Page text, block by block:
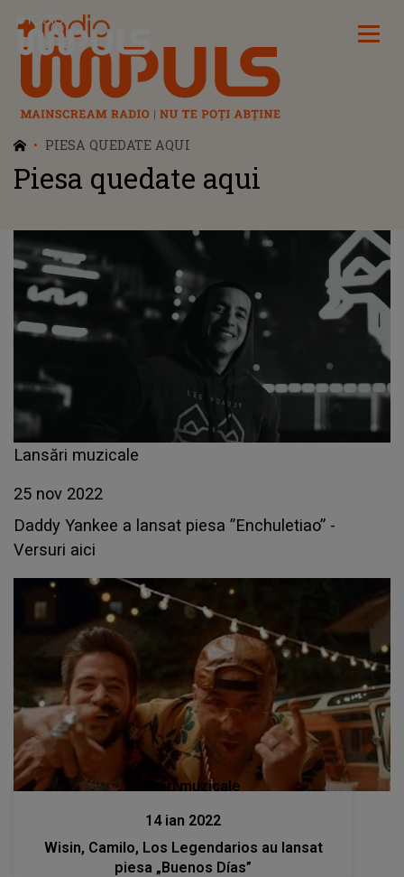
Radio Impuls
PIESA QUEDATE AQUI
Piesa quedate aqui
Lansări muzicale
25 nov 2022
Daddy Yankee a lansat piesa ”Enchuletiao” -
Versuri aici
Lansări muzicale
14 ian 2022
Wisin, Camilo, Los Legendarios au lansat
piesa „Buenos Días”